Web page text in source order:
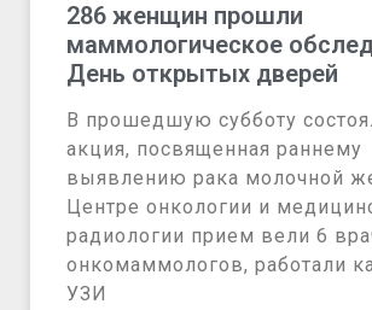
286 женщин прошли
маммологическое
День открытых дверей
В прошедшую субботу
акция, посвященная раннему
выявлению рака молочной
Центре онкологии и
радиологии прием вели 6
онкомаммологов, работали
УЗИ